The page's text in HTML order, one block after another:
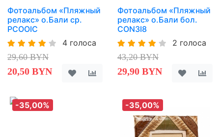
Фотоальбом «Пляжный
релакс» о.Бали ср.
PCOOIC
4 голоса
29,60 BYN
20,50 BYN
Фотоальбом «Пляжный
релакс» о.Бали бол.
CON3I8
2 голоса
43,20 BYN
29,90 BYN
-35,00% -35,00%